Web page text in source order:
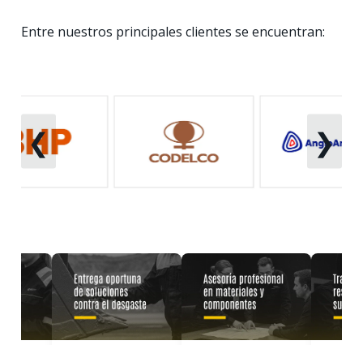
Entre nuestros principales clientes se encuentran:
❮ ❯